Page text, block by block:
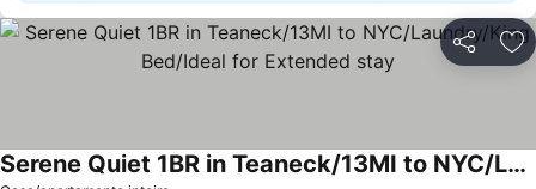
Partilhar
Serene Quiet 1BR in Teaneck/13MI to NYC/Laundry/King Bed/Ideal for Extended stay